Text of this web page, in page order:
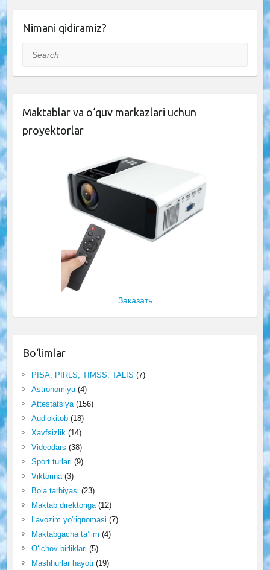
Nimani qidiramiz?
Search
Maktablar va o‘quv markazlari uchun
proyektorlar
Заказать
Bo‘limlar
PISA, PIRLS, TIMSS, TALIS (7)
Astronomiya(4)
Attestatsiya(156)
Audiokitob(18)
Xavfsizlik(14)
Videodars (38)
Sport turlari (9)
Viktorina(3)
Bola tarbiyasi (23)
Maktab direktoriga(12)
Lavozim yo'riqnomasi (7)
Maktabgacha ta’lim (4)
O‘lchov birliklari (5)
Mashhurlar hayoti (19)